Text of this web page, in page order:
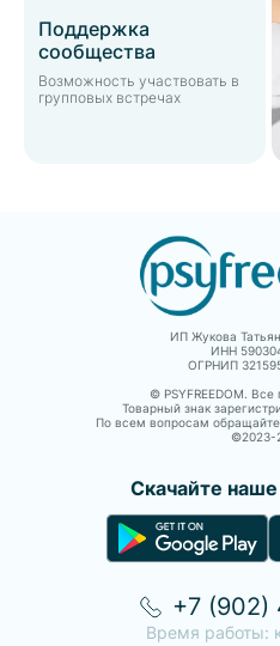
Поддержка
сообщества
Возможность участвовать в
групповых встречах
ИП Жукова
ИНН
ОГРНИП
© PSYFREEDOM.
Товарный знак
По всем вопросам
©2023-
Скачайте
+7 (902)
Время работы: